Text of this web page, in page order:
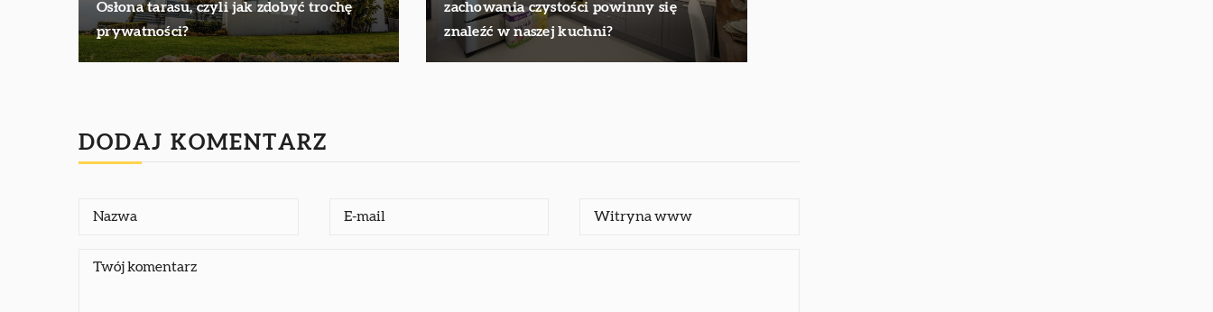
Osłona tarasu, czyli jak zdobyć trochę
prywatności?
zachowania czystości powinny się
znaleźć w naszej kuchni?
DODAJ KOMENTARZ